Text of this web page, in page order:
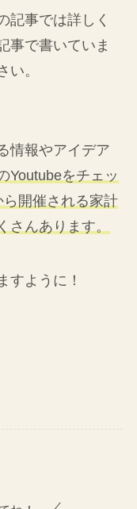
記事では詳しく
事で書いていま
い。
情報やアイデア
Youtubeをチェッ
開催される家計
さんあります。
すように！